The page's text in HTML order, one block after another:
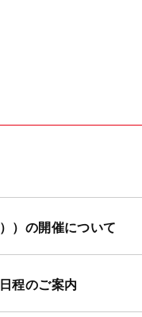
）の開催について
程のご案内